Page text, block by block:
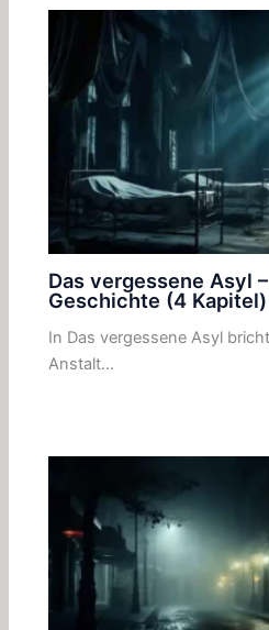
Das vergessene Asyl
Geschichte (4 Kapitel)
In Das vergessene Asyl
Anstalt…